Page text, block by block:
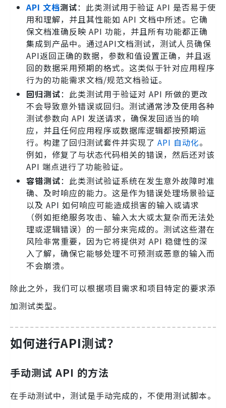
API 文档测试：此类测试用于验证 API 是否易于使
用和理解，并且其性能如 API 文档中所述。它确
保文档准确反映 API 功能，并且所有功能都正确
集成到产品中。通过API文档测试，测试人员确保
API返回正确的数据，参数和值设置正确，并且返
回的数据采用预期的格式。这类似于针对应用程序
行为的功能需求文档/规范文档验证。
回归测试：此类测试用于验证对 API 所做的更改
不会导致意外错误或回归。测试通常涉及使用各种
测试参数向 API 发送请求，确保发回适当的响
应，并且任何应用程序或数据库逻辑都按预期运
行。构建了回归测试套件并实现了 API 自动化。
例如，修复了与状态代码相关的错误，然后还对该
API 端点进行了功能验证。
容错测试：此类测试验证系统在发生意外故障时准
确、及时响应的能力。这是作为错误处理场景验证
以及 API 如何响应可能造成损害的输入或请求
（例如拒绝服务攻击、输入太大或太复杂而无法处
理或逻辑错误）的一部分来完成的。测试这些潜在
风险非常重要，因为它将提供对 API 稳健性的深
入了解，确保它能够处理不可预测或恶意的输入而
不会崩溃。
除此之外，我们可以根据项目需求和项目特定的要求添
加测试类型。
如何进行API测试？
手动测试 API 的方法
在手动测试中，测试是手动完成的，不使用测试脚本。